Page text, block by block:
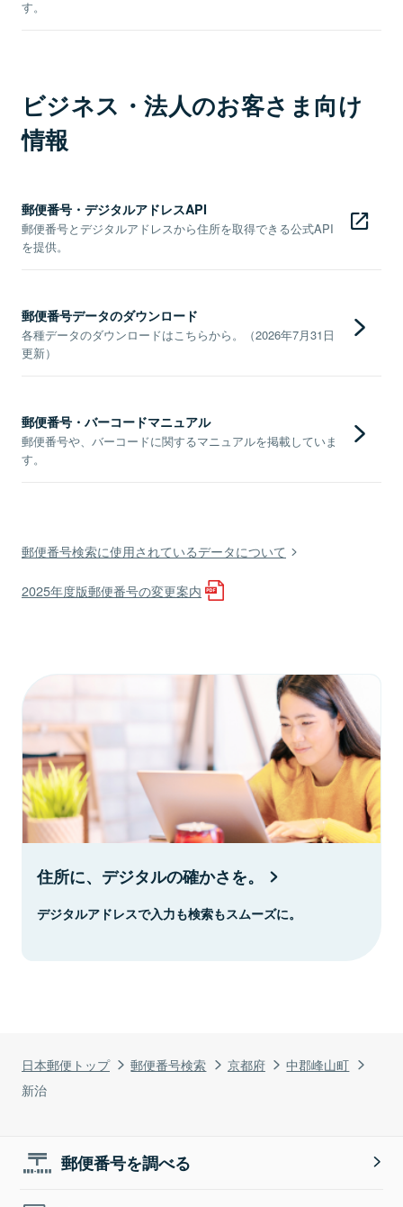
日本郵便トップ 郵便番号検索 京都府
中郡峰山町
新治
す。
ビジネス・法人のお客さま向け
情報
郵便番号・デジタルアドレスAPI
郵便番号とデジタルアドレスから住所を取得できる公式API
を提供。
郵便番号データのダウンロード
各種データのダウンロードはこちらから。（2026年7月31日
更新）
郵便番号・バーコードマニュアル
郵便番号や、バーコードに関するマニュアルを掲載していま
す。
郵便番号検索に使用されているデータについて
2025年度版郵便番号の変更案内
住所に、デジタルの確かさを。
デジタルアドレスで入力も検索もスムーズに。
郵便番号を調べる